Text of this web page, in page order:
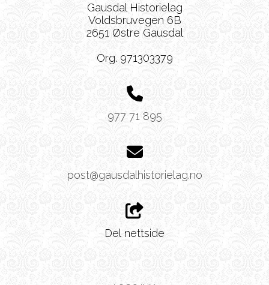
Gausdal Historielag
Voldsbruvegen 6B
2651 Østre Gausdal
Org. 971303379
977 71 895
post@gausdalhistorielag.no
Del nettside